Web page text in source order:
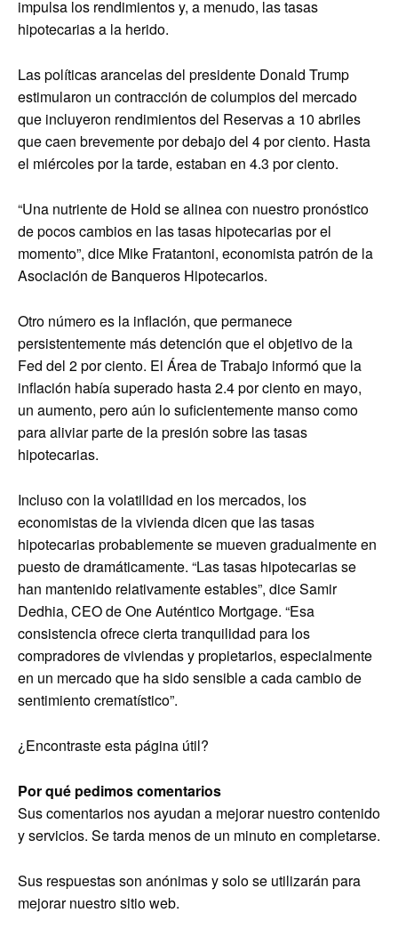
impulsa los rendimientos y, a menudo, las tasas
hipotecarias a la herido.
Las políticas arancelas del presidente Donald Trump
estimularon un contracción de columpios del mercado
que incluyeron rendimientos del Reservas a 10 abriles
que caen brevemente por debajo del 4 por ciento. Hasta
el miércoles por la tarde, estaban en 4.3 por ciento.
“Una nutriente de Hold se alinea con nuestro pronóstico
de pocos cambios en las tasas hipotecarias por el
momento”, dice Mike Fratantoni, economista patrón de la
Asociación de Banqueros Hipotecarios.
Otro número es la inflación, que permanece
persistentemente más detención que el objetivo de la
Fed del 2 por ciento. El Área de Trabajo informó que la
inflación había superado hasta 2.4 por ciento en mayo,
un aumento, pero aún lo suficientemente manso como
para aliviar parte de la presión sobre las tasas
hipotecarias.
Incluso con la volatilidad en los mercados, los
economistas de la vivienda dicen que las tasas
hipotecarias probablemente se mueven gradualmente en
puesto de dramáticamente. “Las tasas hipotecarias se
han mantenido relativamente estables”, dice Samir
Dedhia, CEO de One Auténtico Mortgage. “Esa
consistencia ofrece cierta tranquilidad para los
compradores de viviendas y propietarios, especialmente
en un mercado que ha sido sensible a cada cambio de
sentimiento crematístico”.
¿Encontraste esta página útil?
Por qué pedimos comentarios
Sus comentarios nos ayudan a mejorar nuestro contenido
y servicios. Se tarda menos de un minuto en completarse.
Sus respuestas son anónimas y solo se utilizarán para
mejorar nuestro sitio web.